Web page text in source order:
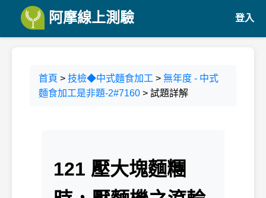
阿摩線上測驗 登入
首頁 > 技檢◆中式麵食加工 > 無年度 - 中式
麵食加工是非題-2#7160 > 試題詳解
121 壓大塊麵糰